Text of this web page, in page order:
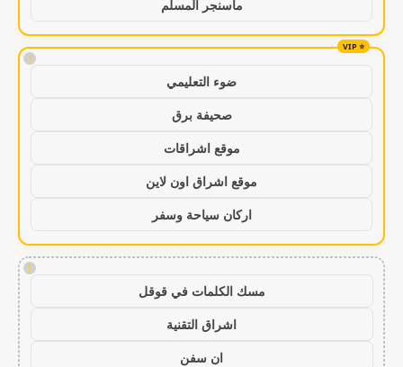
ماسنجر المسلم
!
ضوء التعليمي
صحيفة برق
موقع اشراقات
موقع اشراق اون لاين
اركان سياحة وسفر
!
مسك الكلمات في قوقل
اشراق التقنية
ان سفن